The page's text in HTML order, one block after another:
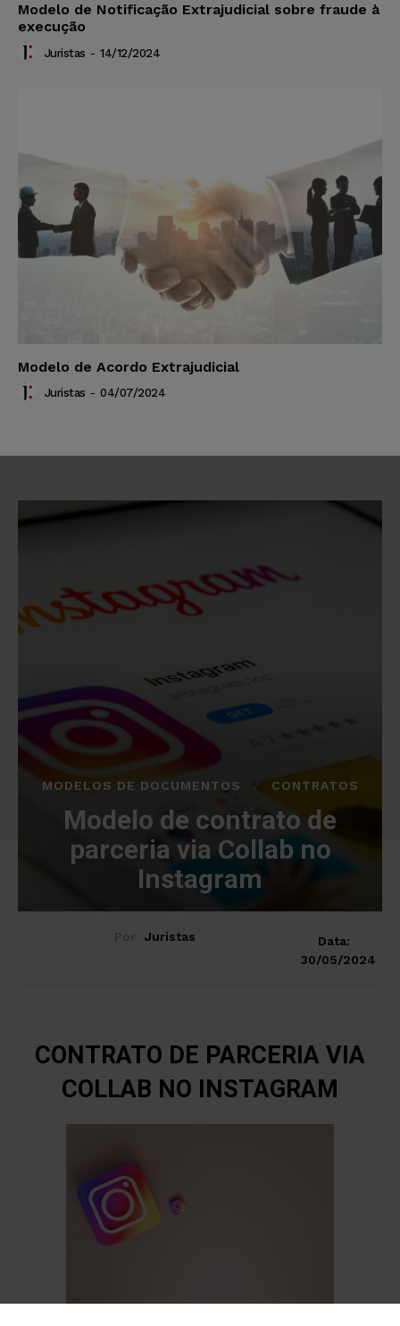
Modelo de Notificação Extrajudicial sobre fraude à
execução
Juristas - 14/12/2024
Modelo de Acordo Extrajudicial
Juristas - 04/07/2024